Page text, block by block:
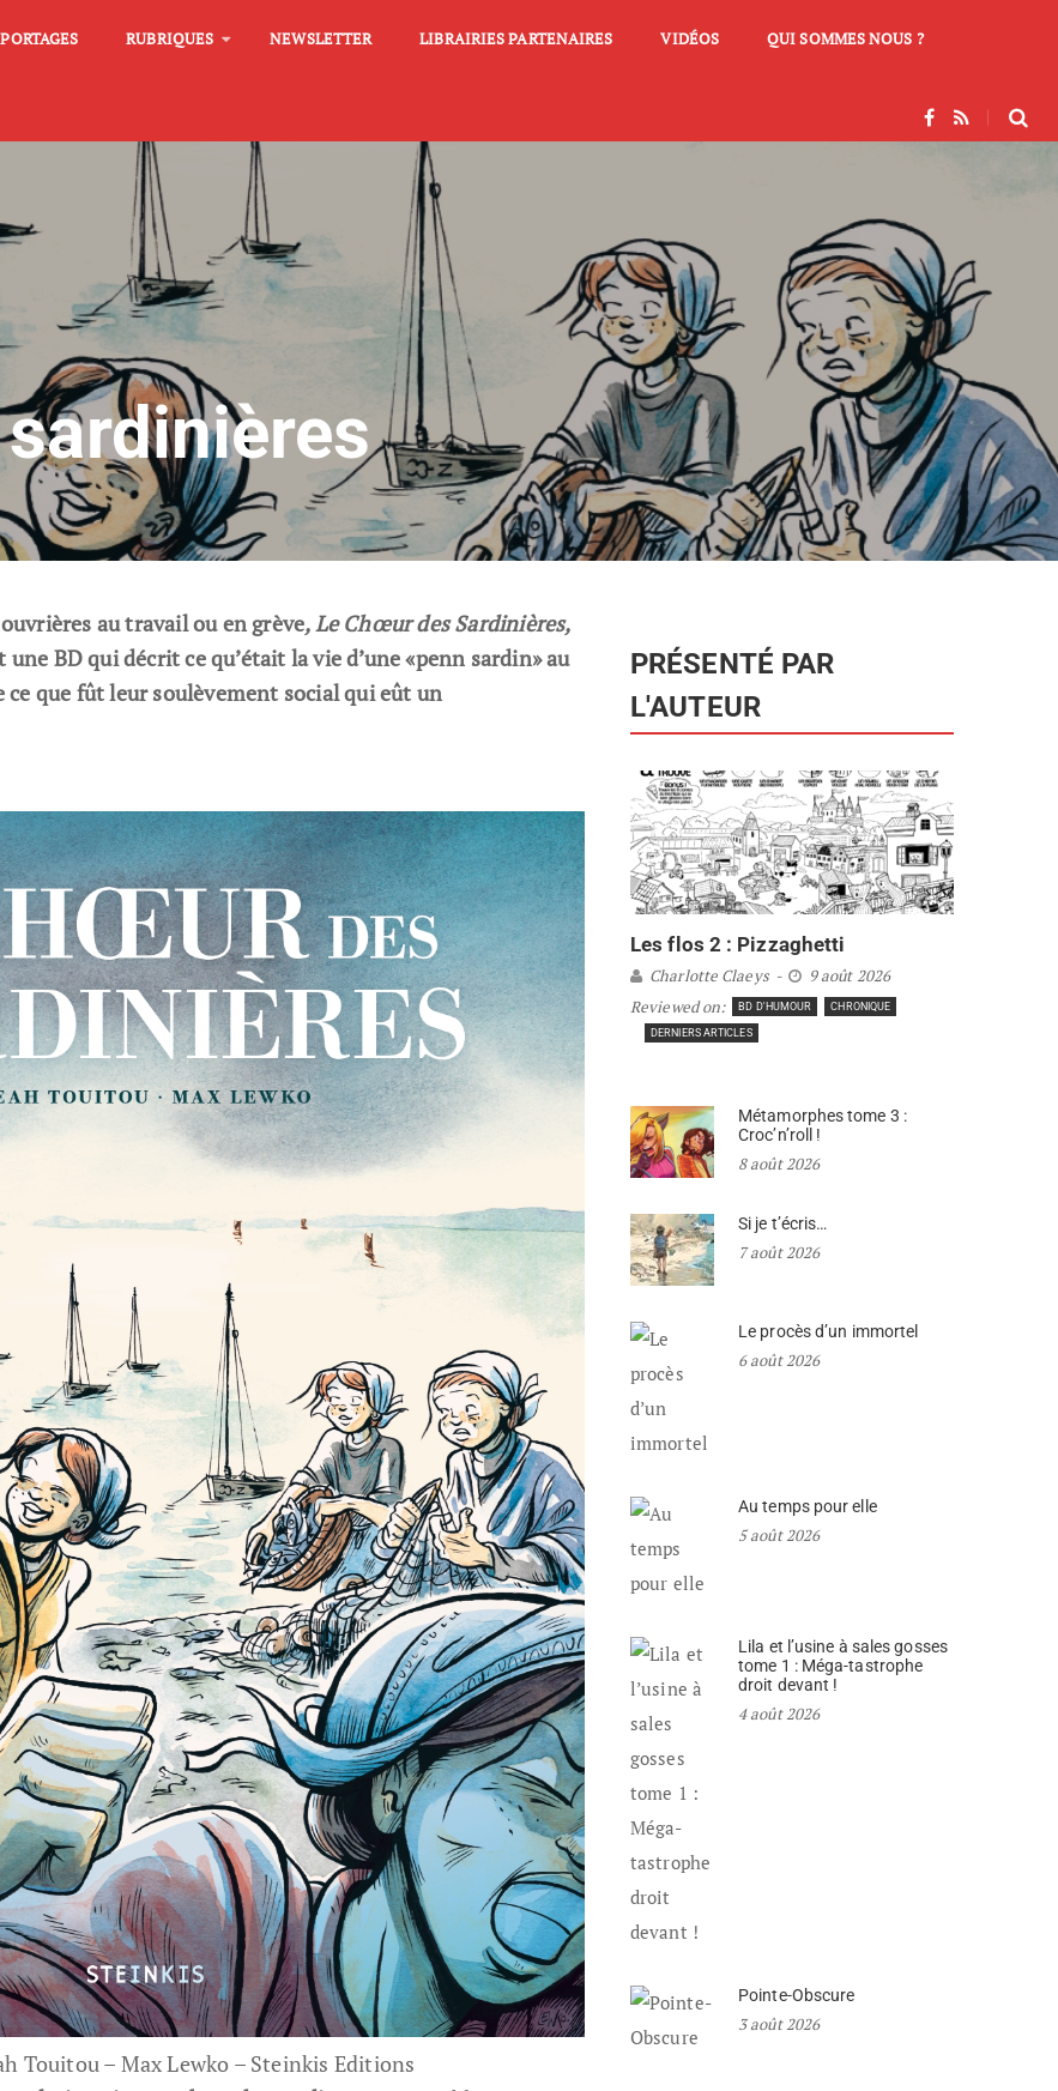
RUBRIQUES NEWSLETTER LIBRAIRIES PARTENAIRES VIDÉOS QUI SOMMES NOUS ?
au travail ou en grève, Le Chœur des Sardinières,
BD qui décrit ce qu’était la vie d’une «penn sardin» au
que fût leur soulèvement social qui eût un
Touitou – Max Lewko – Steinkis Editions
PRÉSENTÉ PAR
L'AUTEUR
Les flos 2 : Pizzaghetti
Charlotte Claeys
9 août 2026
Reviewed on:
BD D'HUMOUR CHRONIQUE
DERNIERS ARTICLES
Métamorphes tome 3 :
Croc’n’roll !
8 août 2026
Si je t’écris…
7 août 2026
Le procès d’un immortel
6 août 2026
Au temps pour elle
5 août 2026
Lila et l’usine à sales gosses
tome 1 : Méga-tastrophe
droit devant !
4 août 2026
Pointe-Obscure
3 août 2026